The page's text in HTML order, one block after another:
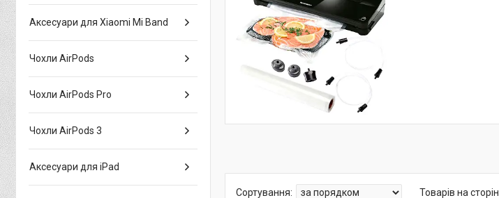
Аксесуари для Xiaomi Mi Band
Чохли AirPods
Чохли AirPods Pro
Чохли AirPods 3
Аксесуари для iPad